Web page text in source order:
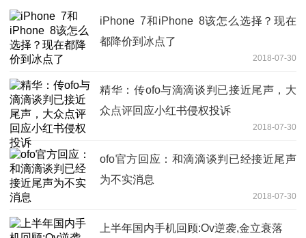
iPhone 7和iPhone 8该怎么选择？现在
都降价到冰点了
2018-07-30
精华：传ofo与滴滴谈判已接近尾声，大
众点评回应小红书侵权投诉
2018-07-30
ofo官方回应：和滴滴谈判已经接近尾声
为不实消息
2018-07-30
上半年国内手机回顾:Ov逆袭,金立衰落